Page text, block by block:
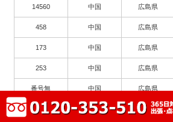
14560 中国 広島県
458 中国 広島県
173 中国 広島県
253 中国 広島県
番号無 中国 広島県
番号無 中国 広島県